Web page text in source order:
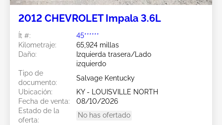
2012 CHEVROLET Impala 3.6L
Ít #:
45******
Kilometraje:
65,924 millas
Daño:
Izquierda trasera/Lado
izquierdo
Tipo de
documento:
Salvage Kentucky
Ubicación:
KY - LOUISVILLE NORTH
Fecha de venta:
08/10/2026
Estado de la
oferta:
No has ofertado